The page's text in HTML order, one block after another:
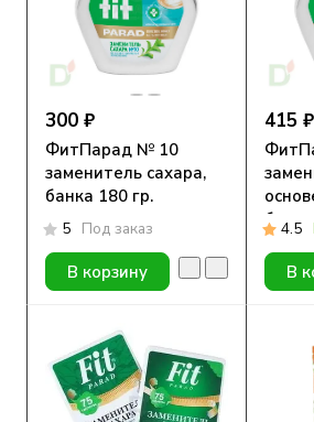
300 ₽
ФитПарад № 10
заменитель сахара,
банка 180 гр.
5 Под заказ
В корзину
415 ₽
банка
4.5
В